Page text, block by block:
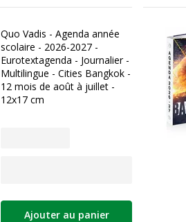
Quo Vadis - Agenda année
scolaire - 2026-2027 -
Eurotextagenda - Journalier -
Multilingue - Cities Bangkok -
12 mois de août à juillet -
12x17 cm
Ajouter au panier